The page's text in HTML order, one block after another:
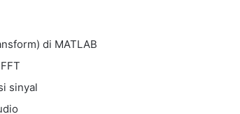
di MATLAB
sinyal